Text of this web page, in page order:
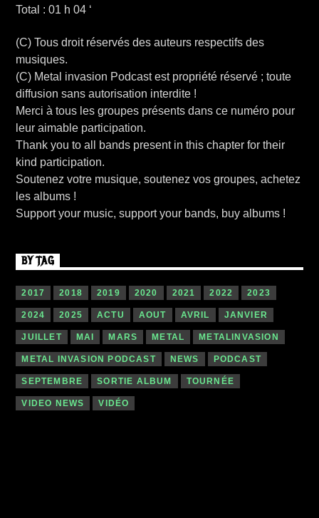
Total : 01 h 04 ‘
(C) Tous droit réservés des auteurs respectifs des
musiques.
(C) Metal invasion Podcast est propriété réservé ; toute
diffusion sans autorisation interdite !
Merci à tous les groupes présents dans ce numéro pour
leur aimable participation.
Thank you to all bands present in this chapter for their
kind participation.
Soutenez votre musique, soutenez vos groupes, achetez
les albums !
Support your music, support your bands, buy albums !
BY TAG
2017 2018 2019 2020 2021 2022 2023
2024 2025 ACTU AOUT AVRIL JANVIER
JUILLET MAI MARS METAL METALINVASION
METAL INVASION PODCAST NEWS PODCAST
SEPTEMBRE SORTIE ALBUM TOURNÉE
VIDEO NEWS VIDÉO